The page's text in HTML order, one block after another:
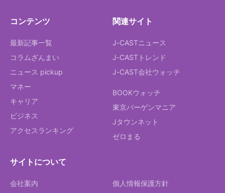
コンテンツ
最新記事一覧
コラムざんまい
ニュース pickup
マネー
キャリア
ビジネス
アクセスランキング
関連サイト
J-CASTニュース
J-CASTトレンド
J-CAST会社ウォッチ
BOOKウォッチ
東京バーゲンマニア
Jタウンネット
ゼロまる
サイトについて
会社案内
個人情報保護方針